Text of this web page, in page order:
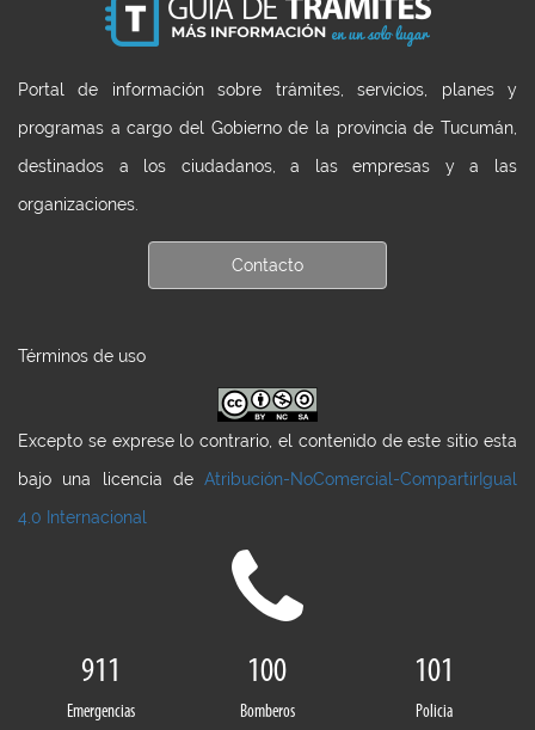
Portal de información sobre trámites, servicios, planes y
programas a cargo del Gobierno de la provincia de Tucumán,
destinados a los ciudadanos, a las empresas y a las
organizaciones.
Contacto
Términos de uso
Excepto se exprese lo contrario, el contenido de este sitio esta
bajo una licencia de Atribución-NoComercial-CompartirIgual
4.0 Internacional
911
Emergencias
100
Bomberos
101
Policia